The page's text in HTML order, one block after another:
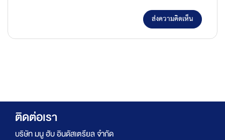
ส่งความคิดเห็น
ติดต่อเรา
บริษัท มนู ฮับ อินดัสเตรียล จำกัด